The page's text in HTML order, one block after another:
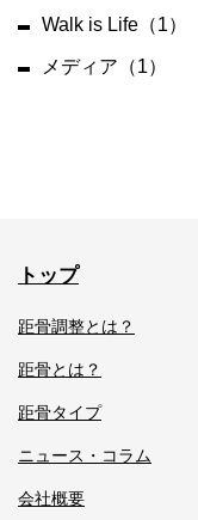
Walk is Life（1）
メディア（1）
トップ
距骨調整とは？
距骨とは？
距骨タイプ
ニュース・コラム
会社概要